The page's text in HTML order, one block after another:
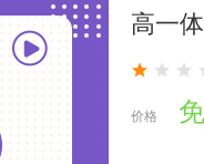
高一
价格